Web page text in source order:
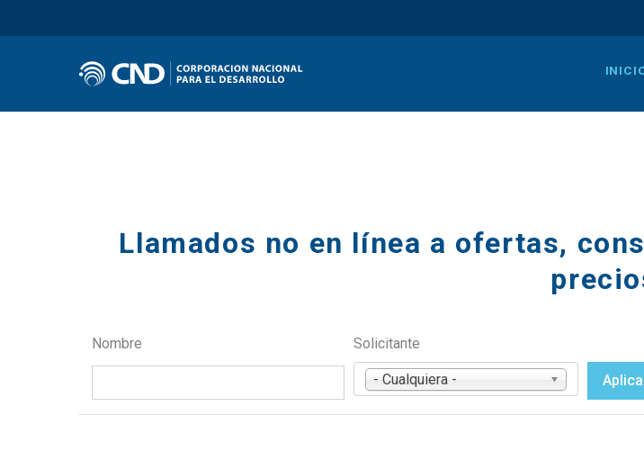
al
Llamados no en línea a ofertas,
Nombre Solicitante
- Cualquiera -